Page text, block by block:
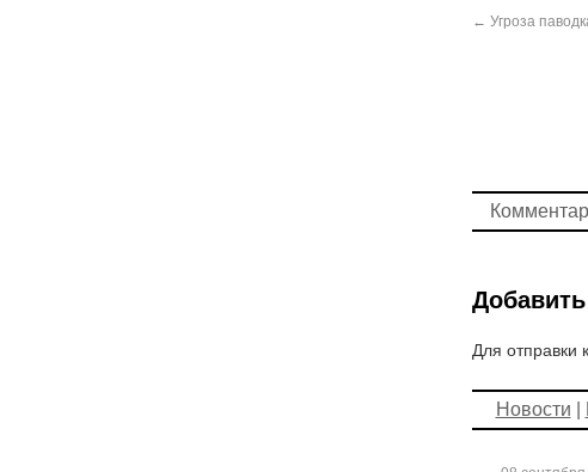
← Угроза
Для отправки
Новости